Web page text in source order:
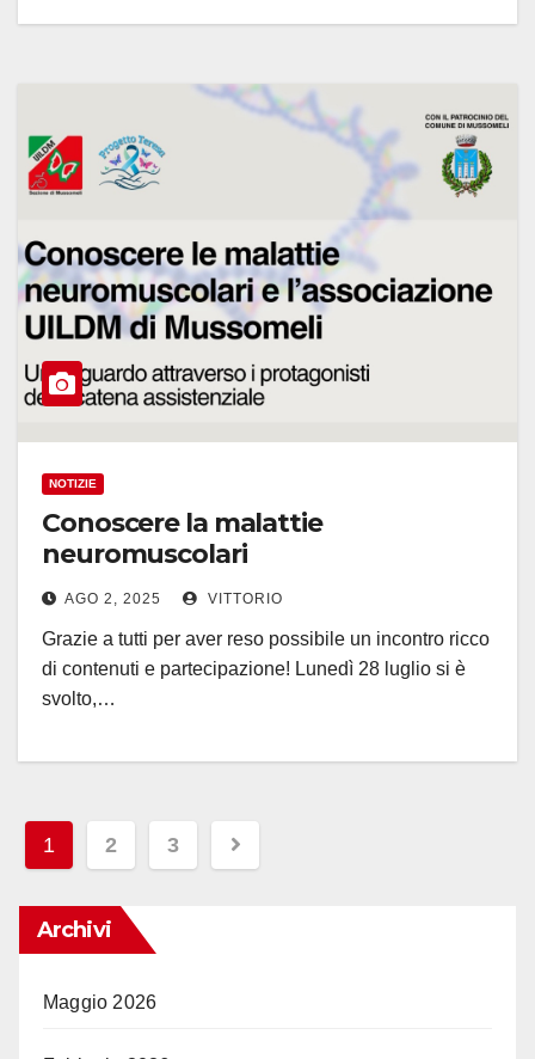
NOTIZIE
Conoscere la malattie
neuromuscolari
AGO 2, 2025 VITTORIO
Grazie a tutti per aver reso possibile un incontro ricco
di contenuti e partecipazione! Lunedì 28 luglio si è
svolto,…
Posts
pagination
1 2 3
Archivi
Maggio 2026